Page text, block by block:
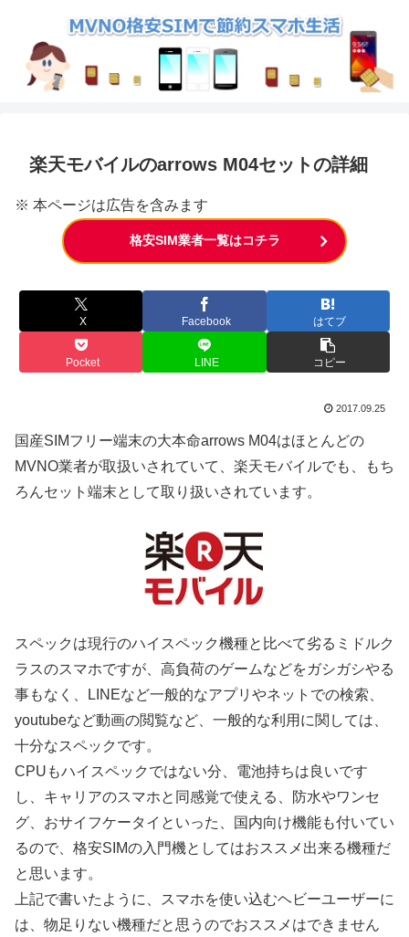
楽天モバイルのarrows M04セットの詳細
※ 本ページは広告を含みます
格安SIM業者一覧はコチラ
X Facebook はてブ
Pocket LINE コピー
2017.09.25
国産SIMフリー端末の大本命arrows M04はほとんどの
MVNO業者が取扱いされていて、楽天モバイルでも、もち
ろんセット端末として取り扱いされています。
スペックは現行のハイスペック機種と比べて劣るミドルク
ラスのスマホですが、高負荷のゲームなどをガシガシやる
事もなく、LINEなど一般的なアプリやネットでの検索、
youtubeなど動画の閲覧など、一般的な利用に関しては、
十分なスペックです。
CPUもハイスペックではない分、電池持ちは良いです
し、キャリアのスマホと同感覚で使える、防水やワンセ
グ、おサイフケータイといった、国内向け機能も付いてい
るので、格安SIMの入門機としてはおススメ出来る機種だ
と思います。
上記で書いたように、スマホを使い込むヘビーユーザーに
は、物足りない機種だと思うのでおススメはできません